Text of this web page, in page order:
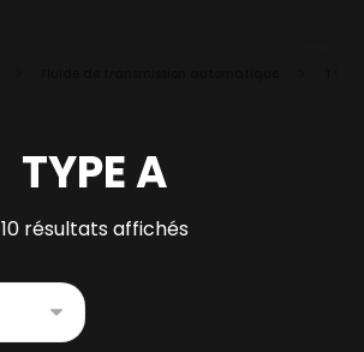
TYPE A
10 résultats affichés